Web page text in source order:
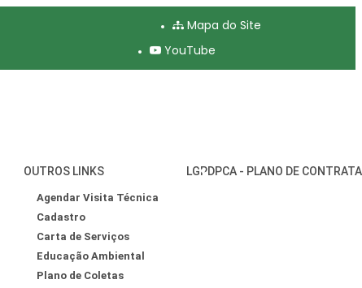
Mapa do Site
YouTube
OUTROS LINKS
Agendar Visita Técnica
Cadastro
Carta de Serviços
Educação Ambiental
Plano de Coletas
LGPDPCA - PLANO DE